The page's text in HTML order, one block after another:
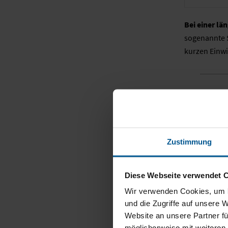
Zustimmung
Diese Webseite verwendet
Wir verwenden Cookies,
und die Zugriffe auf unsere
Website an unsere Partner
Bei einer
sogenannte
kurzen
sind
Menschen,
Da der
subjektive